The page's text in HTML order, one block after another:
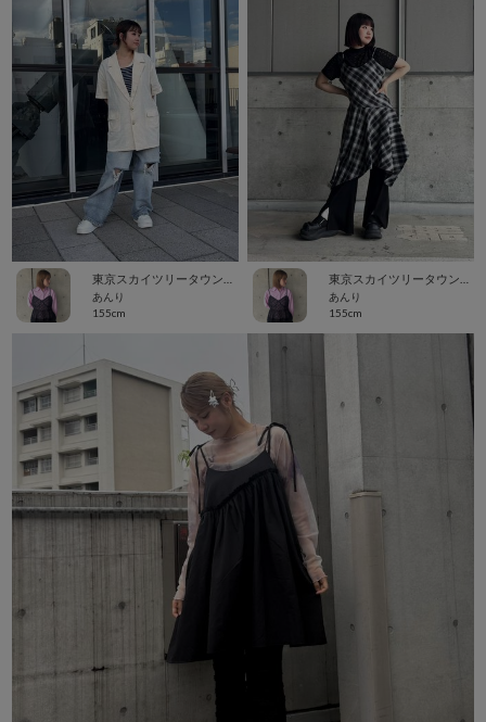
あんり
155cm
あんり
155cm